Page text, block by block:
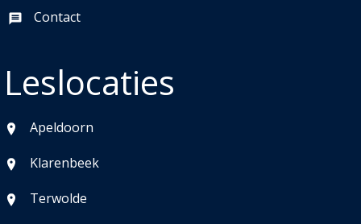
Contact
Leslocaties
Apeldoorn
Klarenbeek
Terwolde